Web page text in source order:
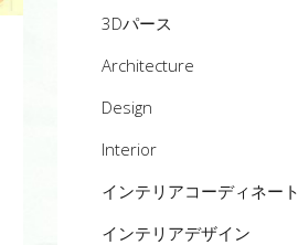
3Dパース
Architecture
Design
Interior
インテリアコーディネート
インテリアデザイン